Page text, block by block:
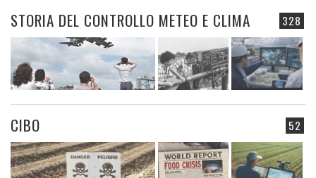
328
STORIA DEL CONTROLLO METEO E CLIMA
52
CIBO